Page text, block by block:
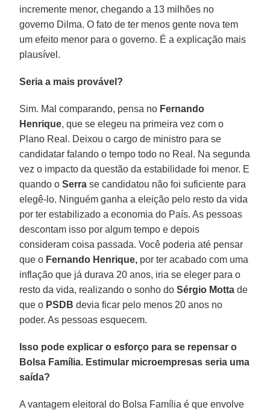
incremente menor, chegando a 13 milhões no
governo Dilma. O fato de ter menos gente nova tem
um efeito menor para o governo. É a explicação mais
plausível.
Seria a mais provável?
Sim. Mal comparando, pensa no Fernando
Henrique, que se elegeu na primeira vez com o
Plano Real. Deixou o cargo de ministro para se
candidatar falando o tempo todo no Real. Na segunda
vez o impacto da questão da estabilidade foi menor. E
quando oSerra se candidatou não foi suficiente para
elegê-lo. Ninguém ganha a eleição pelo resto da vida
por ter estabilizado a economia do País. As pessoas
descontam isso por algum tempo e depois
consideram coisa passada. Você poderia até pensar
que o Fernando Henrique, por ter acabado com uma
inflação que já durava 20 anos, iria se eleger para o
resto da vida, realizando o sonho doSérgio Motta de
que o PSDB devia ficar pelo menos 20 anos no
poder. As pessoas esquecem.
Isso pode explicar o esforço para se repensar o
Bolsa Família. Estimular microempresas seria uma
saída?
A vantagem eleitoral do Bolsa Família é que envolve